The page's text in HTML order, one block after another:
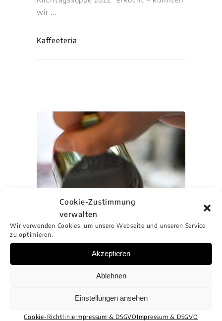
Cookie-Zustimmung
verwalten
Wir verwenden Cookies, um unsere Webseite und unseren Service
zu optimieren.
Akzeptieren
Ablehnen
Einstellungen ansehen
Cookie-RichtlinieImpressum & DSGVO Impressum & DSGVO
wir
Kaffeeteria